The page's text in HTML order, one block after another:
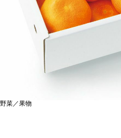
野菜／果物